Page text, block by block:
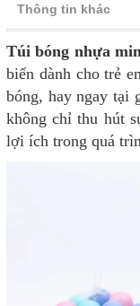
Thông tin khác
Túi bóng nhựa
biến dành cho trẻ
bóng, hay ngay tại
không chỉ thu hút
lợi ích trong quá